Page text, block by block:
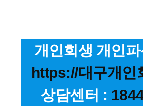
개인회생 개인
https://대구개인
상담센터 :